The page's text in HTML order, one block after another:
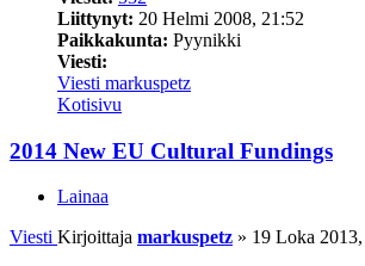
Liittynyt: 20 Helmi 2008, 21:52
Paikkakunta: Pyynikki
Viesti:
Viesti markuspetz
Kotisivu
2014 New EU Cultural Fundings
Lainaa
Viesti Kirjoittaja markuspetz » 19 Loka